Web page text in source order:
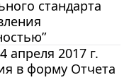
стандарта
2017 г.
в форму Отчета